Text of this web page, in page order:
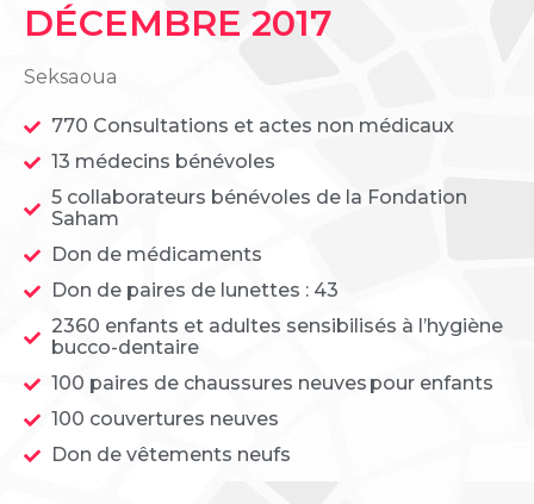
DÉCEMBRE 2017
Seksaoua
770 Consultations et actes non médicaux
13 médecins bénévoles
5 collaborateurs bénévoles de la Fondation
Saham
Don de médicaments
Don de paires de lunettes : 43
2360 enfants et adultes sensibilisés à l’hygiène
bucco-dentaire
100 paires de chaussures neuves pour enfants
100 couvertures neuves
Don de vêtements neufs